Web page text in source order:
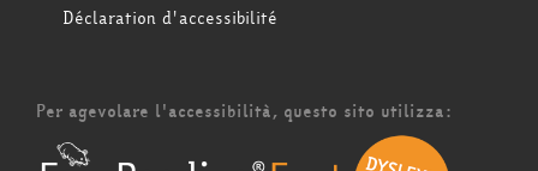
Déclaration d'accessibilité
Per agevolare l'accessibilità, questo sito utilizza: